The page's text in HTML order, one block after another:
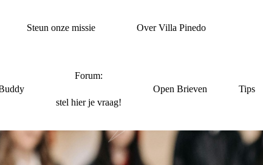
Steun onze missie Over Villa Pinedo
Forum:
stel hier je vraag!
Open Brieven Tips